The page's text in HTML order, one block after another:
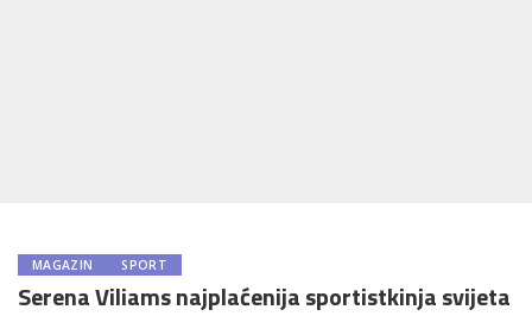
MAGAZIN SPORT
Serena Viliams najplaćenija sportistkinja svijeta